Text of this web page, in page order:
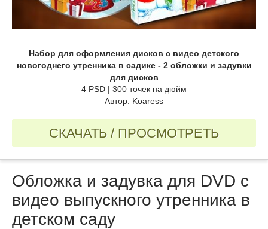
Набор для оформления дисков с видео детского
новогоднего утренника в садике - 2 обложки и задувки
для дисков
4 PSD | 300 точек на дюйм
Автор: Koaress
СКАЧАТЬ / ПРОСМОТРЕТЬ
Обложка и задувка для DVD с
видео выпускного утренника в
детском саду